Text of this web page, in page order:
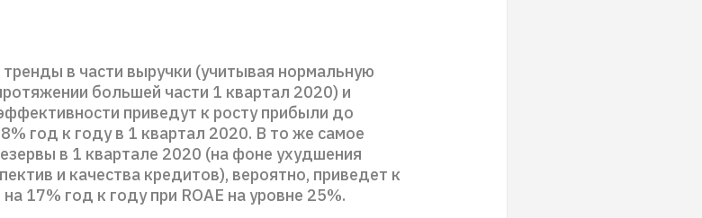
в части выручки (учитывая нормальную
большей части 1 квартал 2020) и
приведут к росту прибыли до
год к году в 1 квартал 2020. В то же самое
в 1 квартале 2020 (на фоне ухудшения
и качества кредитов), вероятно, приведет к
17% год к году при ROAE на уровне 25%.